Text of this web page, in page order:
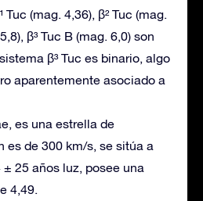
(mag. 4,36), β² Tuc (mag.
β³ Tuc B (mag. 6,0) son
β³ Tuc es binario, algo
aparentemente asociado a
es una estrella de
es de 300 km/s, se sitúa a
25 años luz, posee una
4,49.